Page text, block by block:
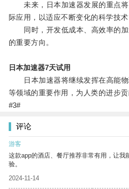
未来，日本加速器发展的重点将
际应用，以适应不断变化的科学技术
同时，开发低成本、高效率的加
的重要方向。
日本加速器7天试用
日本加速器将继续发挥在高能物
等领域的重要作用，为人类的进步贡
#3#
评论
游客
这款app的酒店、餐厅推荐非常有用，让我
验。
2024-11-14